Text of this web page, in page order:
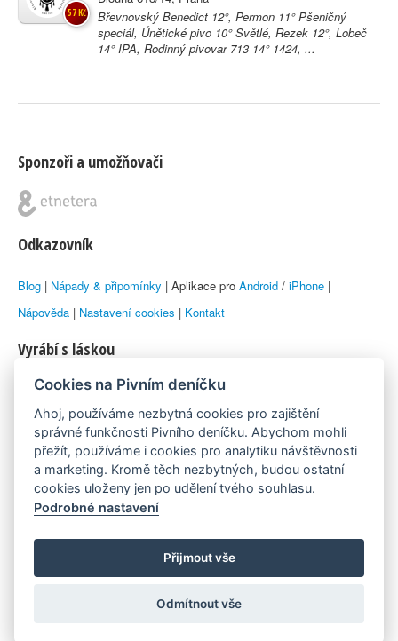
Břevnovský Benedict 12°, Permon 11° Pšeničný
speciál, Únětické pivo 10° Světlé, Rezek 12°, Lobeč
14° IPA, Rodinný pivovar 713 14° 1424, ...
57 Kč
Sponzoři a umožňovači
Odkazovník
Blog | Nápady & připomínky | Aplikace pro Android / iPhone |
Nápověda | Nastavení cookies | Kontakt
Vyrábí s láskou
© 2010–2026 byLukáš Zemanaka Emka
Máme rádi
Pivní.info
Poznámka pod čarou
Pivní deníček je nezávislý zdroj, který není spjat s žádným
konkrétním pivovarem ani restaurací. Názory uživatelů nemusí nutně
reprezentovat názory tvůrců Deníčku.
Cookies na Pivním deníčku
Ahoj, používáme nezbytná cookies pro zajištění
správné funkčnosti Pivního deníčku. Abychom mohli
přežít, používáme i cookies pro analytiku návštěvnosti
a marketing. Kromě těch nezbytných, budou ostatní
cookies uloženy jen po udělení tvého souhlasu.
Podrobné nastavení
Přijmout vše
Odmítnout vše